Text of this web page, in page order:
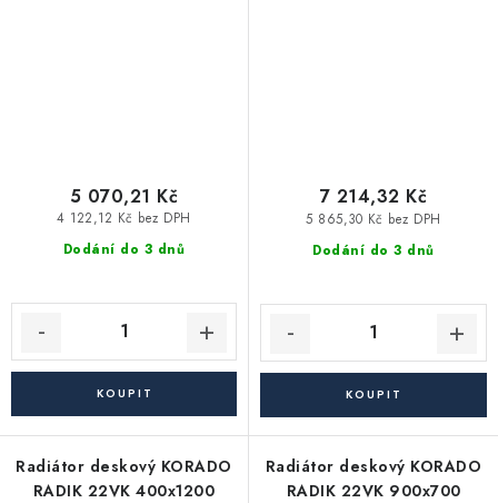
Dodání do 3 dnů
4 122,12 Kč bez DPH
5 070,21 Kč
Dodání do 3 dnů
5 865,30 Kč bez DPH
7 214,32 Kč
Radiátor deskový KORADO
RADIK 22VK 400x1200
Radiátor deskový KORADO
RADIK 22VK 900x700